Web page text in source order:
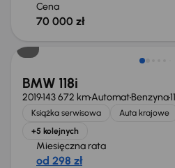
Cena
70 000 zł
BMW 118i
2019143 672 kmAutomatBenzyna
Książka serwisowa Auta krajowe
+5 kolejnych
Miesięczna rata
od 298 zł